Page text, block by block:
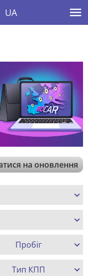
UA
на оновлення
Пробіг
Тип КПП